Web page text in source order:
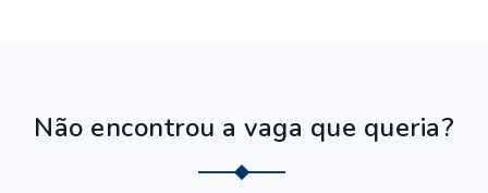
Não encontrou a vaga que queria?